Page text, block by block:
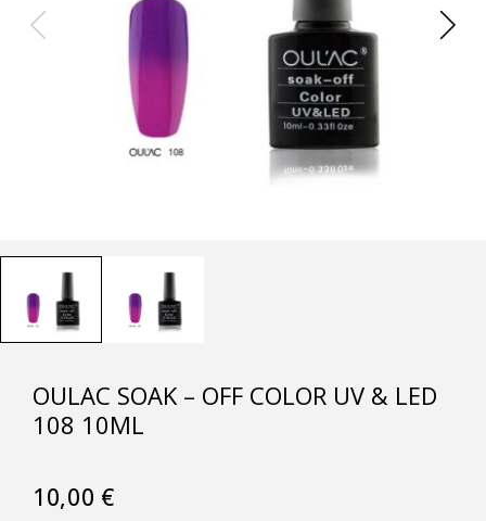
OULAC SOAK – OFF COLOR UV & LED
108 10ML
10,00 €